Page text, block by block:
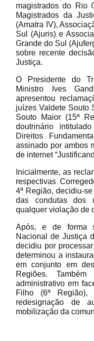
magistrados do Rio
Magistrados da
(Amatra IV),
Sul (Ajuris) e
Grande do Sul
sobre recente
Justiça.
O Presidente do
Ministro Ives
apresentou
juízes Valdete Souto
Souto Maior (15ª
doutrinário
Direitos
assinado por ambos
de internet
Inicialmente, as
respectivas
4ª Região, decidiu-
das condutas dos
qualquer violação de
Após, e de forma
Nacional de Justiça
decidiu por
determinou a
em conjunto em
Regiões.
administrativo em
Filho (6ª
redesignação de
mobilização da